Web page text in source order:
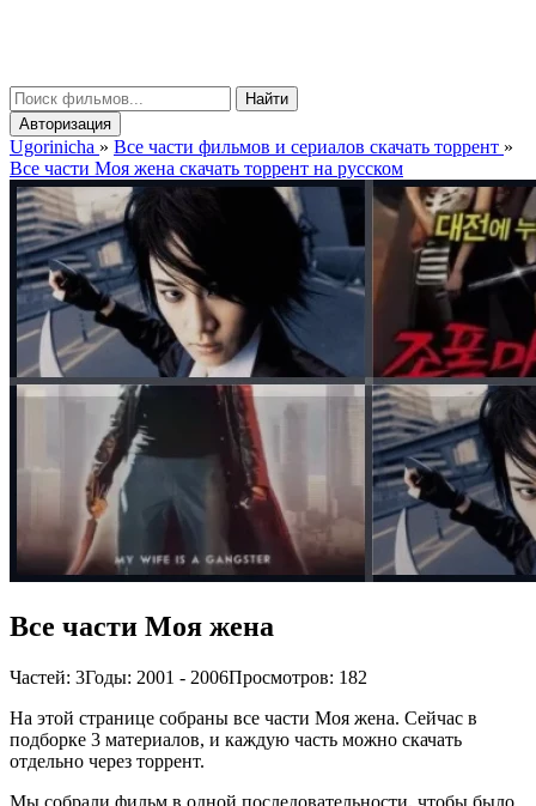
Найти
Авторизация
Ugorinicha » Все части фильмов и сериалов скачать торрент »
Все части Моя жена скачать торрент на русском
Все части Моя жена
Частей: 3Годы: 2001 - 2006Просмотров: 182
На этой странице собраны все части Моя жена. Сейчас в
подборке 3 материалов, и каждую часть можно скачать
отдельно через торрент.
Мы собрали фильм в одной последовательности, чтобы было